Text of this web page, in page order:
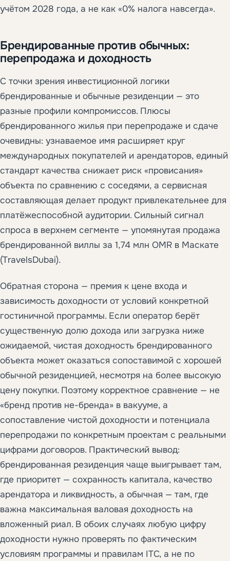
учётом 2028 года, а не как «0% налога навсегда».
Брендированные против обычных:
перепродажа и доходность
С точки зрения инвестиционной логики
брендированные и обычные резиденции — это
разные профили компромиссов. Плюсы
брендированного жилья при перепродаже и сдаче
очевидны: узнаваемое имя расширяет круг
международных покупателей и арендаторов, единый
стандарт качества снижает риск «провисания»
объекта по сравнению с соседями, а сервисная
составляющая делает продукт привлекательнее для
платёжеспособной аудитории. Сильный сигнал
спроса в верхнем сегменте — упомянутая продажа
брендированной виллы за 1,74 млн OMR в Маскате
(TravelsDubai).
Обратная сторона — премия к цене входа и
зависимость доходности от условий конкретной
гостиничной программы. Если оператор берёт
существенную долю дохода или загрузка ниже
ожидаемой, чистая доходность брендированного
объекта может оказаться сопоставимой с хорошей
обычной резиденцией, несмотря на более высокую
цену покупки. Поэтому корректное сравнение — не
«бренд против не-бренда» в вакууме, а
сопоставление чистой доходности и потенциала
перепродажи по конкретным проектам с реальными
цифрами договоров. Практический вывод:
брендированная резиденция чаще выигрывает там,
где приоритет — сохранность капитала, качество
арендатора и ликвидность, а обычная — там, где
важна максимальная валовая доходность на
вложенный риал. В обоих случаях любую цифру
доходности нужно проверять по фактическим
условиям программы и правилам ITC, а не по